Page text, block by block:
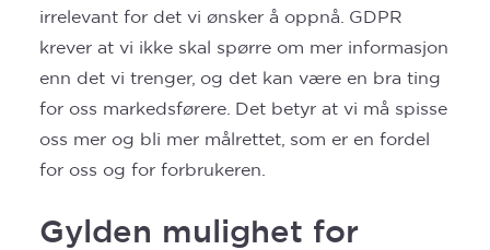
irrelevant for det vi ønsker å oppnå. GDPR
krever at vi ikke skal spørre om mer informasjon
enn det vi trenger, og det kan være en bra ting
for oss markedsførere. Det betyr at vi må spisse
oss mer og bli mer målrettet, som er en fordel
for oss og for forbrukeren.
Gylden mulighet for